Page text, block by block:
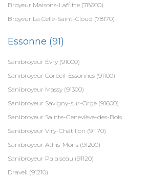
Broyeur Maisons-Laffitte (78600)
Broyeur La Celle-Saint-Cloud (78170)
Essonne (91)
Sanibroyeur Évry (91000)
Sanibroyeur Corbeil-Essonnes (91100)
Sanibroyeur Massy (91300)
Sanibroyeur Savigny-sur-Orge (91600)
Sanibroyeur Sainte-Geneviève-des-Bois
Sanibroyeur Viry-Châtillon (91170)
Sanibroyeur Athis-Mons (91200)
Sanibroyeur Palaiseau (91120)
Draveil (91210)